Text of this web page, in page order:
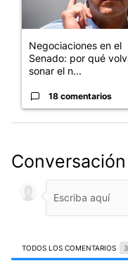
Negociaciones en el
Senado: por qué
sonar el n...
18 comentarios
Conversación
TODOS LOS COMENTARIOS 3